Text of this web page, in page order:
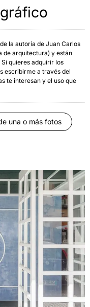
la autoría de Juan Carlos
de arquitectura) y están
quieres adquirir los
escribirme a través del
te interesan y el uso que
una o más fotos